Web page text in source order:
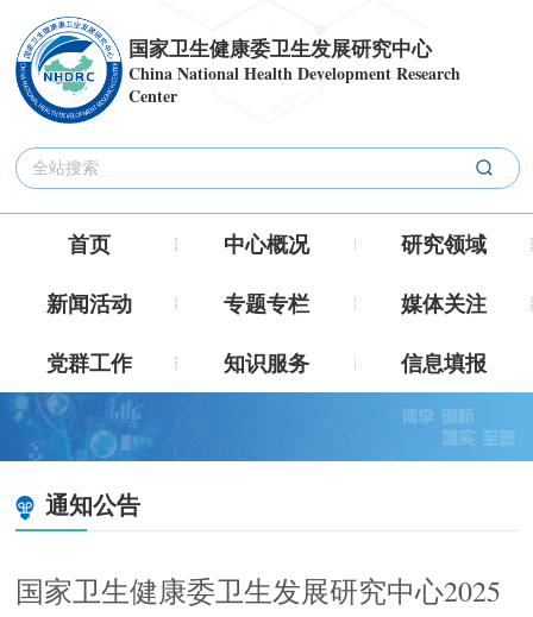
国家卫生健康委卫生发展研究中心
China National Health Development Research
Center
首页 中心概况
研究领域
新闻活动
专题专栏
媒体关注
党群工作
知识服务 信息填报
通知公告
国家卫生健康委卫生发展研究中心2025